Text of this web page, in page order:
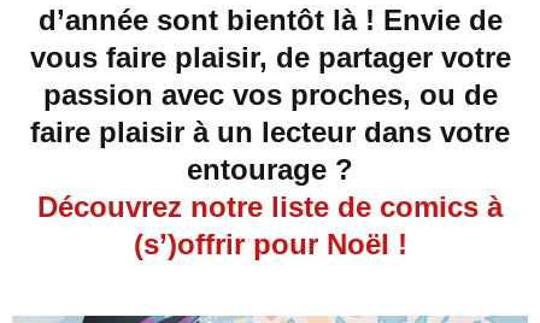
d’année sont bientôt là ! Envie de
vous faire plaisir, de partager votre
passion avec vos proches, ou de
faire plaisir à un lecteur dans votre
entourage ?
Découvrez notre liste de comics à
(s’)offrir pour Noël !